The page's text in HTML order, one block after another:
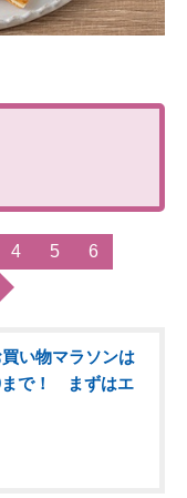
4 5
6
買い物マラソンは
まで！ まずはエ